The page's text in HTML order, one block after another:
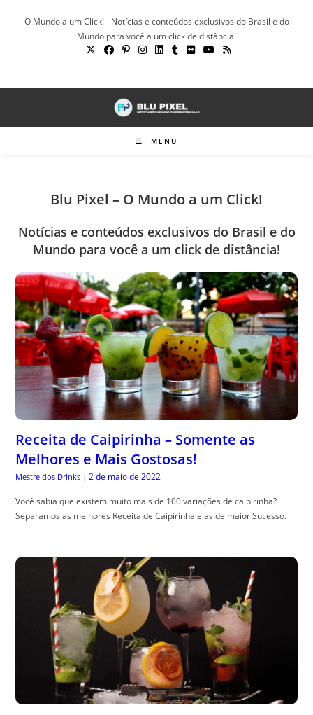
O Mundo a um Click! - Notícias e conteúdos exclusivos do Brasil e do
Mundo para você a um click de distância!
MENU
Blu Pixel – O Mundo a um Click!
Notícias e conteúdos exclusivos do Brasil e do
Mundo para você a um click de distância!
Receita de Caipirinha – Somente as
Melhores e Mais Gostosas!
Mestre dos Drinks | 2 de maio de 2022
Você sabia que existem muito mais de 100 variações de caipirinha?
Separamos as melhores Receita de Caipirinha e as de maior Sucesso.